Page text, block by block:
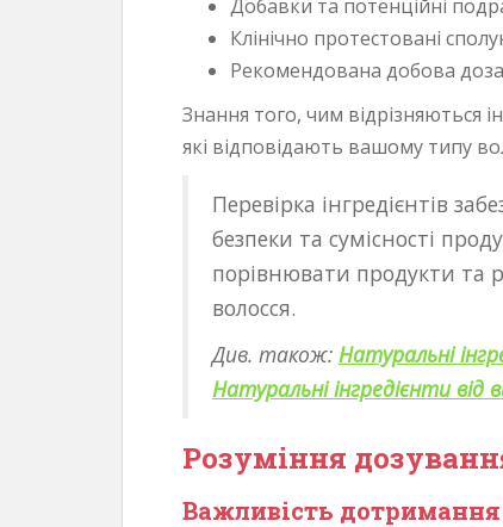
Добавки та потенційні
Клінічно протестовані
Рекомендована добова доза
Знання того, чим відрізняються
які відповідають вашому типу
Перевірка інгредієнтів
безпеки та сумісності
порівнювати продукти та
волосся.
Див. також: Натуральні
Натуральні інгредієнти від
Розуміння
Важливість